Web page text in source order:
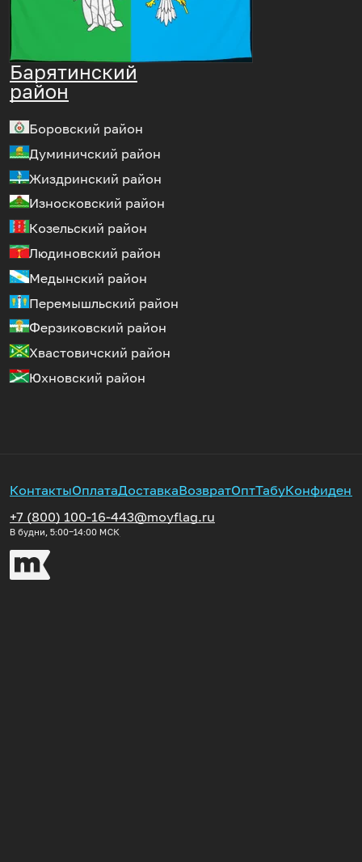
Барятинский
район
Боровский район
Думиничский район
Жиздринский район
Износковский район
Козельский район
Людиновский район
Медынский район
Перемышльский район
Ферзиковский район
Хвастовичский район
Юхновский район
КонтактыОплатаДоставкаВозвратОптТабу
+7 (800) 100-16-44
В будни, 5:00‒14:00 МСК
3@moyflag.ru